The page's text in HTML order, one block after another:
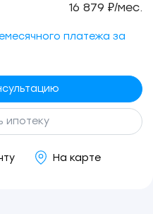
16 879 ₽/мес.
платежа за
ипотеку
На карте